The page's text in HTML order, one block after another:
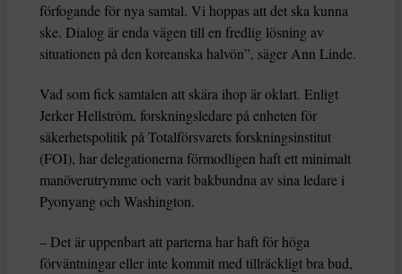
förfogande för nya samtal. Vi hoppas att det ska kunna
ske. Dialog är enda vägen till en fredlig lösning av
situationen på den koreanska halvön”, säger Ann Linde.
Vad som fick samtalen att skära ihop är oklart. Enligt
Jerker Hellström, forskningsledare på enheten för
säkerhetspolitik på Totalförsvarets forskningsinstitut
(FOI), har delegationerna förmodligen haft ett minimalt
manöverutrymme och varit bakbundna av sina ledare i
Pyonyang och Washington.
– Det är uppenbart att parterna har haft för höga
förväntningar eller inte kommit med tillräckligt bra bud,